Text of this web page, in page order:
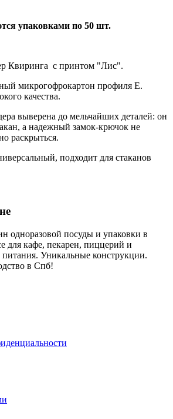
упаковками по 50 шт.
Квиринга с принтом "Лис".
микрогофрокартон профиля Е.
качества.
выверена до мельчайших деталей: он
а надежный замок-крючок не
раскрыться.
подходит для стаканов
одноразовой посуды и упаковки в
для кафе, пекарен, пиццерий и
питания. Уникальные конструкции.
в Спб!